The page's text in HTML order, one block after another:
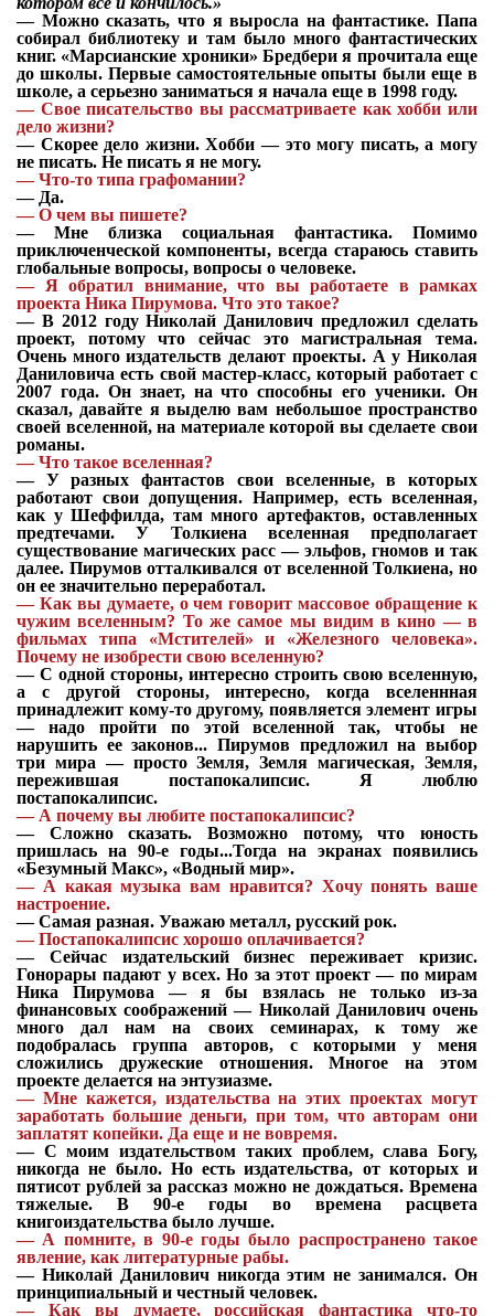
— Можно сказать, что я выросла на фантастике. Папа
собирал библиотеку и там было много фантастических
книг. «Марсианские хроники» Бредбери я прочитала еще
до школы. Первые самостоятельные опыты были еще в
школе, а серьезно заниматься я начала еще в 1998 году.
— Свое писательство вы рассматриваете как хобби или
дело жизни?
— Скорее дело жизни. Хобби — это могу писать, а могу
не писать. Не писать я не могу.
—Что-то типа графомании?
— Да.
—О чем вы пишете?
— Мне близка социальная фантастика. Помимо
приключенческой компоненты, всегда стараюсь ставить
глобальные вопросы, вопросы о человеке.
— Я обратил внимание, что вы работаете в рамках
проекта Ника Пирумова. Что это такое?
— В 2012 году Николай Данилович предложил сделать
проект, потому что сейчас это магистральная тема.
Очень много издательств делают проекты. А у Николая
Даниловича есть свой мастер-класс, который работает с
2007 года. Он знает, на что способны его ученики. Он
сказал, давайте я выделю вам небольшое пространство
своей вселенной, на материале которой вы сделаете свои
романы.
—Что такое вселенная?
— У разных фантастов свои вселенные, в которых
работают свои допущения. Например, есть вселенная,
как у Шеффилда, там много артефактов, оставленных
предтечами. У Толкиена вселенная предполагает
существование магических расс — эльфов, гномов и так
далее. Пирумов отталкивался от вселенной Толкиена, но
он ее значительно переработал.
— Как вы думаете, о чем говорит массовое обращение к
чужим вселенным? То же самое мы видим в кино — в
фильмах типа «Мстителей» и «Железного человека».
Почему не изобрести свою вселенную?
— С одной стороны, интересно строить свою вселенную,
а с другой стороны, интересно, когда вселеннная
принадлежит кому-то другому, появляется элемент игры
— надо пройти по этой вселенной так, чтобы не
нарушить ее законов... Пирумов предложил на выбор
три мира — просто Земля, Земля магическая, Земля,
пережившая постапокалипсис. Я люблю
постапокалипсис.
— А почему вы любите постапокалипсис?
— Сложно сказать. Возможно потому, что юность
пришлась на 90-е годы...Тогда на экранах появились
«Безумный Макс», «Водный мир».
— А какая музыка вам нравится? Хочу понять ваше
настроение.
—Самая разная. Уважаю металл, русский рок.
—Постапокалипсис хорошо оплачивается?
— Сейчас издательский бизнес переживает кризис.
Гонорары падают у всех. Но за этот проект — по мирам
Ника Пирумова — я бы взялась не только из-за
финансовых соображений — Николай Данилович очень
много дал нам на своих семинарах, к тому же
подобралась группа авторов, с которыми у меня
сложились дружеские отношения. Многое на этом
проекте делается на энтузиазме.
— Мне кажется, издательства на этих проектах могут
заработать большие деньги, при том, что авторам они
заплатят копейки. Да еще и не вовремя.
— С моим издательством таких проблем, слава Богу,
никогда не было. Но есть издательства, от которых и
пятисот рублей за рассказ можно не дождаться. Времена
тяжелые. В 90-е годы во времена расцвета
книгоиздательства было лучше.
— А помните, в 90-е годы было распространено такое
явление, как литературные рабы.
— Николай Данилович никогда этим не занимался. Он
принципиальный и честный человек.
— Как вы думаете, российская фантастика что-то
Я согласен с
защиты информации*
Я согласен сполитикой конфиденциальности и
защиты информации*